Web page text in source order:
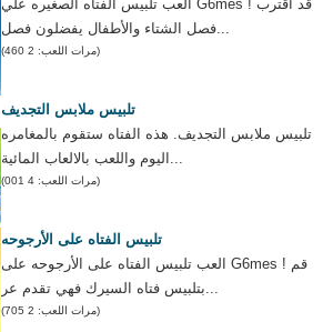
العب تلبيس الفتاه الصغيره علي G6mes ! قد اقترب
فصل الشتاء والأطفال يفضلون فصل...
(مرات اللعب: 2 460)
تلبيس ملابس التجديف
تلبيس ملابس التجديف. هذه الفتاه ستقوم بالمغامره
اليوم واللعب بالالعاب المائية...
(مرات اللعب: 4 001)
تلبيس الفتاه على الأرجوحه
العب تلبيس الفتاه على الأرجوحه على G6mes ! قم
بتلبيس فتاه السيرك فهي تقدم عر...
(مرات اللعب: 2 705)